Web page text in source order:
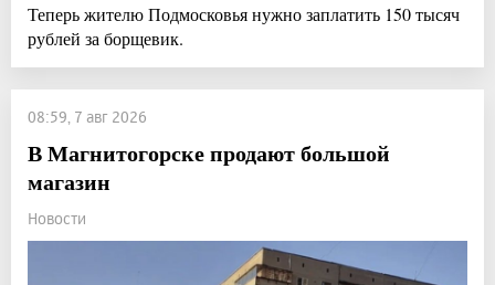
Теперь жителю Подмосковья нужно заплатить 150 тысяч
рублей за борщевик.
08:59, 7 авг 2026
В Магнитогорске продают большой
магазин
Новости